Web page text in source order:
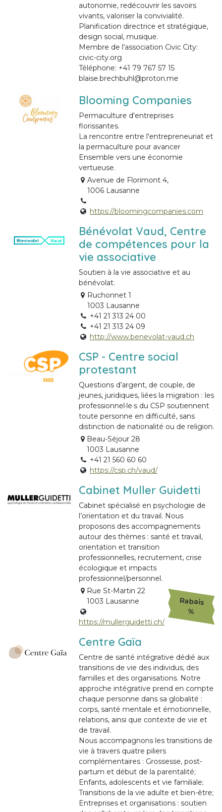
autonomie, redécouvrir les savoirs
vivants, valoriser la convivialité.
Planification directrice et stratégique,
design social, musique.
Membre de l’association Civic City:
civic-city.org
Téléphone: +41 79 767 57 15
blaise.brechbuhl@proton.me
Blooming Companies
Permaculture d'entreprises
florissantes.
La rencontre entre l'entrepreneuriat et
la permaculture pour avancer
Ensemble vers une économie
vertueuse.
Avenue de Florimont 4,
1006 Lausanne
https://bloomingcompanies.com
Bénévolat Vaud, Centre
de compétences pour la
vie associative
Soutien à la vie associative et au
bénévolat.
Ruchonnet 1
1003 Lausanne
+41 21 313 24 00
+41 21 313 24 09
http://www.benevolat-vaud.ch
CSP - Centre social
protestant
Questions d’argent, de couple, de
jeunes, juridiques, liées la migration : les
professionnel·le·s du CSP soutiennent
toute personne en difficulté, sans
distinction de nationalité ou de religion.
Beau-Séjour 28
1003 Lausanne
+41 21 560 60 60
https://csp.ch/vaud/
Cabinet Muller Guidetti
Cabinet spécialisé en psychologie de
l’orientation et du travail. Nous
proposons des accompagnements
autour des thèmes : santé et travail,
orientation et transition
professionnelles, recrutement, crise
écologique et impacts
professionnel/personnel.
Rue St-Martin 22
1003 Lausanne
https://mullerguidetti.ch/
Rabais
%
Centre Gaïa
Centre de santé intégrative dédié aux
transitions de vie des individus, des
familles et des organisations. Notre
approche intégrative prend en compte
chaque personne dans sa globalité :
corps, santé mentale et émotionnelle,
relations, ainsi que contexte de vie et
de travail.
Nous accompagnons les transitions de
vie à travers quatre piliers
complémentaires : Grossesse, post-
partum et début de la parentalité;
Enfants, adolescents et vie familiale;
Transitions de la vie adulte et bien-être;
Entreprises et organisations : soutien